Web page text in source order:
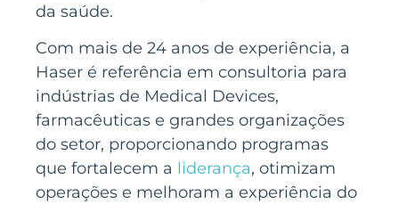
da saúde.
Com mais de 24 anos de experiência, a
Haser é referência em consultoria para
indústrias de Medical Devices,
farmacêuticas e grandes organizações
do setor, proporcionando programas
que fortalecem a liderança, otimizam
operações e melhoram a experiência do